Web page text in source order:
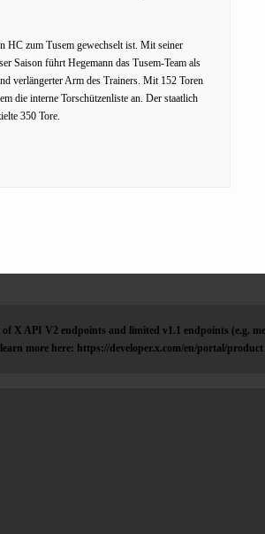
HC zum Tusem gewechselt ist. Mit seiner
Saison führt Hegemann das Tusem-Team als
verlängerter Arm des Trainers. Mit 152 Toren
die interne Torschützenliste an. Der staatlich
350 Tore.
of X API V2 endpoints and limited v1.1 endpoints (e.g.
more here: https://developer.x.com/en/portal/product